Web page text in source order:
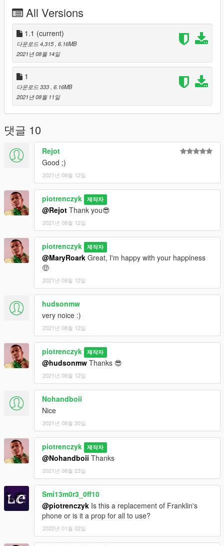
Changelog:
V1:
Badly written manual
V1.1:
Corrected manual and it's already well written
All Versions
1.1 (current)
다운로드 4,315, 6.16MB
2021년 08월 14일
1
다운로드 333, 6.16MB
2021년 08월 11일
댓글 10
Rejot
Good ;)
2021년 08월 12일
piotrenczyk 제작자
@Rejot Thank you😎
2021년 08월 12일
piotrenczyk 제작자
@MaryRoark Great, I'm happy with your happiness
🤑
2021년 08월 12일
hudsonmw
very noice :)
2021년 08월 12일
piotrenczyk 제작자
@hudsonmw Thanks 😎
2021년 08월 12일
Nohandboii
Nice
2021년 08월 20일
piotrenczyk 제작자
@Nohandboii Thanks
2021년 08월 23일
Smi13m0r3_0ff10
@piotrenczyk Is this a replacement of Franklin's
phone or is it a prop for all to use?
2022년 01월 02일